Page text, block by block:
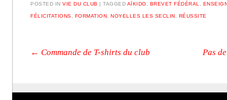
POSTED INVIE DU CLUB |TAGGED AÏKIDO BREVET FÉDÉRAL
FÉLICITATIONS FORMATION ,NOYELLES LES SECLIN RÉUSSITE
Post navigation
← Commande de T-shirts du club Pas